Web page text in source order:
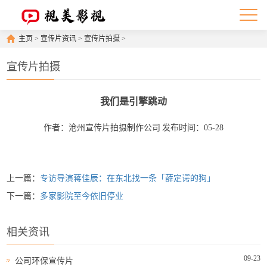
主页 > 宣传片资讯 > 宣传片拍摄 >
宣传片拍摄
我们是引擎跳动
作者：沧州宣传片拍摄制作公司 发布时间：05-28
上一篇：专访导演蒋佳辰：在东北找一条「薛定谔的狗」
下一篇： 多家影院至今依旧停业
相关资讯
09-23
公司环保宣传片